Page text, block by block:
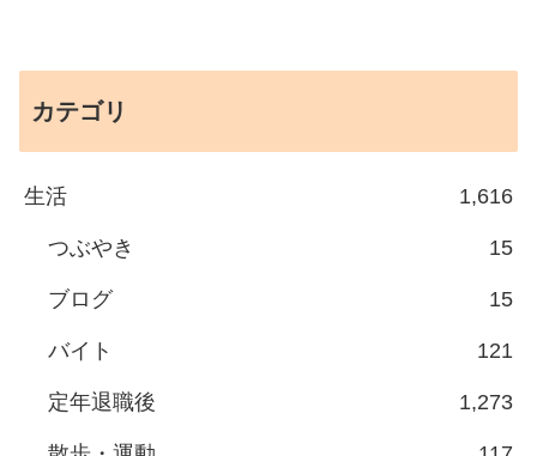
カテゴリ
生活 1,616
つぶやき 15
ブログ 15
バイト 121
定年退職後 1,273